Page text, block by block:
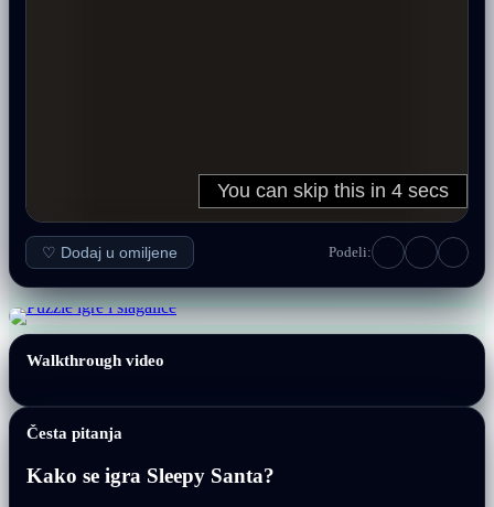
♡ Dodaj u omiljene Podeli:
Walkthrough video
Česta pitanja
Kako se igra Sleepy Santa?